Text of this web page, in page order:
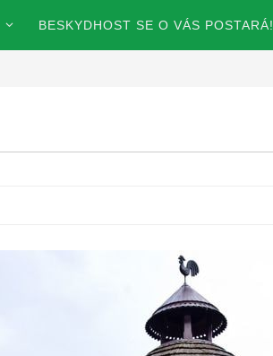
BESKYDHOST SE O VÁS POSTARÁ!